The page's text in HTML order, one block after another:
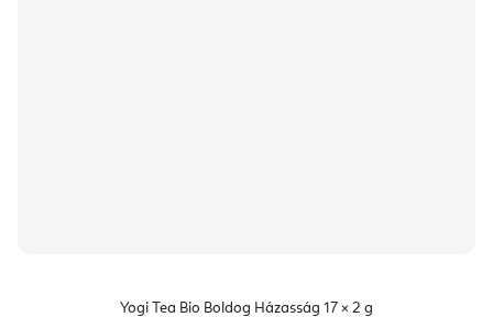
Yogi Tea Bio Boldog Házasság 17 × 2 g